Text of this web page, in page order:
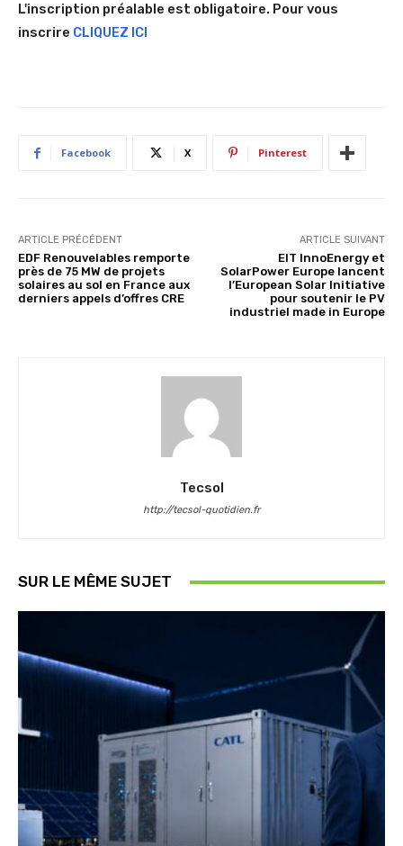
L'inscription préalable est obligatoire. Pour vous
inscrire CLIQUEZ ICI
Facebook X Pinterest
ARTICLE PRÉCÉDENT
EDF Renouvelables remporte
près de 75 MW de projets
solaires au sol en France aux
derniers appels d’offres CRE
ARTICLE SUIVANT
EIT InnoEnergy et
SolarPower Europe lancent
l’European Solar Initiative
pour soutenir le PV
industriel made in Europe
Tecsol
http://tecsol-quotidien.fr
SUR LE MÊME SUJET